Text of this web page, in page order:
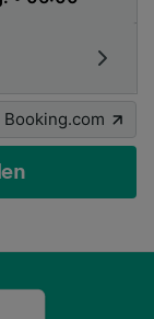
Booking.com